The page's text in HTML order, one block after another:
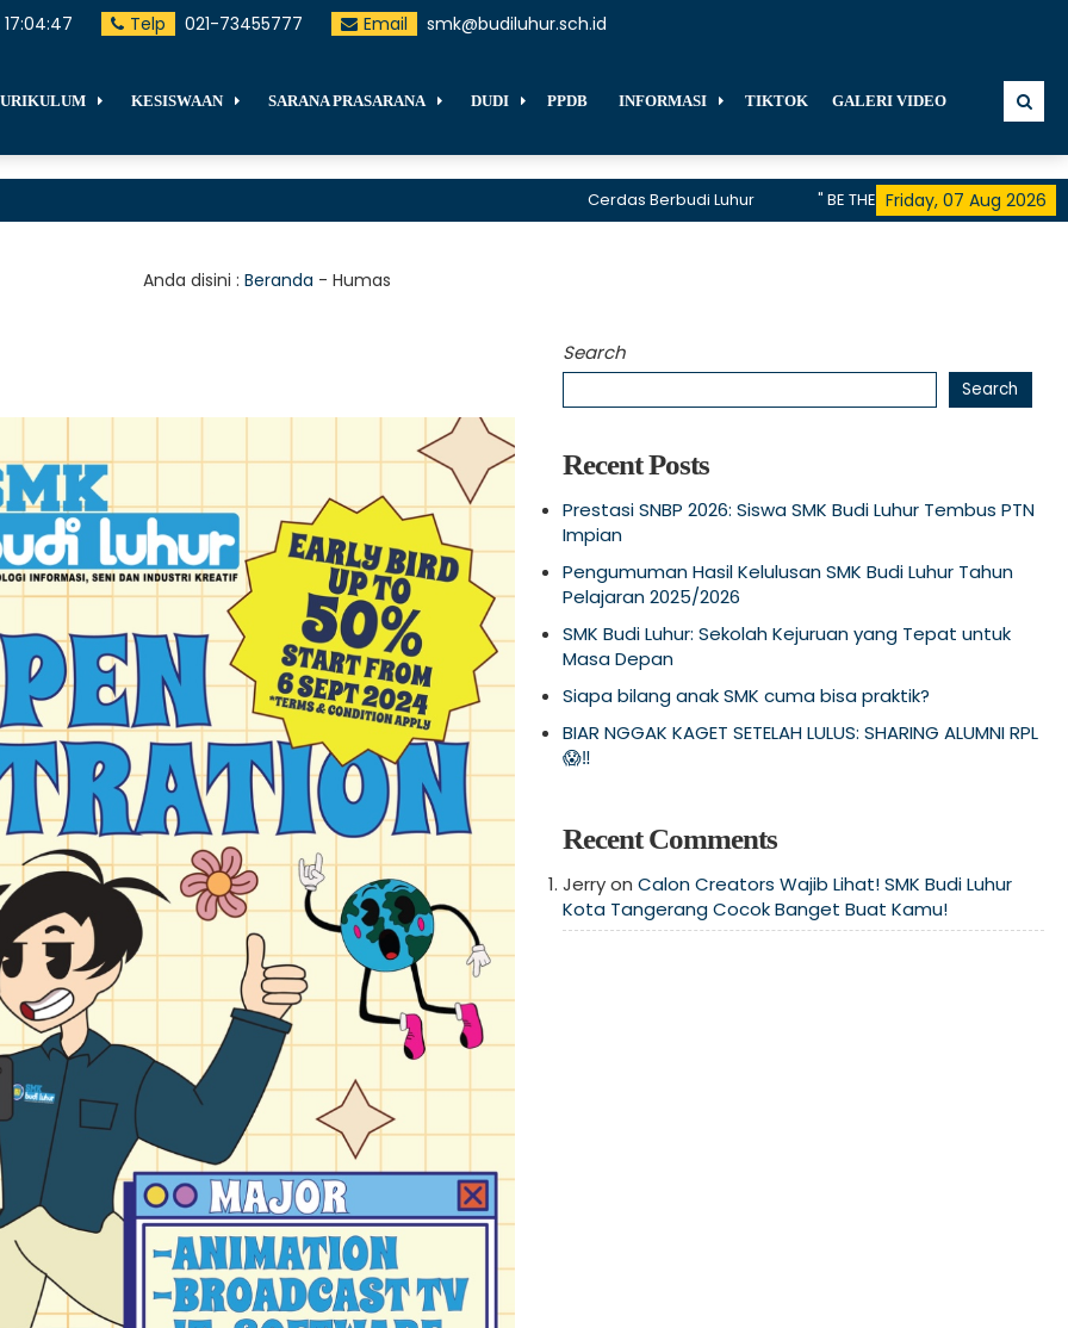
17:04:48 Telp 021-73455777 Email smk@budiluhur.sch.id
KESISWAAN SARANA PRASARANA DUDI PPDB INFORMASI TIKTOK GALERI VIDEO
Friday, 07 Aug 2026
Cerdas Berbudi Luhur
" BE THE FIRST, BE THE DIFFERENCE, BE
telah menerima akreditasi A hingga 2028
Anda disini : Beranda - Humas
Search
Search
Recent Posts
Prestasi SNBP 2026: Siswa SMK Budi Luhur Tembus PTN
Impian
Pengumuman Hasil Kelulusan SMK Budi Luhur Tahun
Pelajaran 2025/2026
SMK Budi Luhur: Sekolah Kejuruan yang Tepat untuk
Masa Depan
Siapa bilang anak SMK cuma bisa praktik?
BIAR NGGAK KAGET SETELAH LULUS: SHARING ALUMNI RPL
😱‼️
Recent Comments
JerryonCalon Creators Wajib Lihat! SMK Budi Luhur
Kota Tangerang Cocok Banget Buat Kamu!